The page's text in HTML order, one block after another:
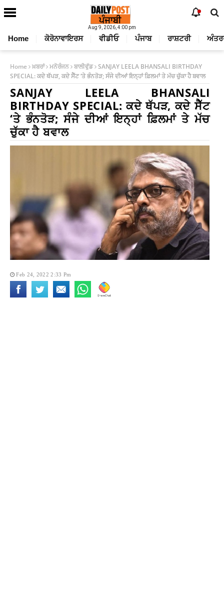
Aug 9, 2026, 4:00 pm
Home ਕੋਰੋਨਾਵਾਇਰਸ ਵੀਡੀਓ ਪੰਜਾਬ ਰਾਸ਼ਟਰੀ
Home ਖ਼ਬਰਾਂ ਮਨੋਰੰਜਨ ਬਾਲੀਵੁੱਡ SANJAY LEELA BHANSALI BIRTHDAY
SPECIAL: ਕਦੇ ਥੱਪੜ, ਕਦੇ ਸੈੱਟ ‘ਤੇ ਭੰਨਤੋੜ; ਸੰਜੇ ਦੀਆਂ ਇਨ੍ਹਾਂ ਫ਼ਿਲਮਾਂ ਤੇ ਮੱਚ ਚੁੱਕਾ ਹੈ ਬਵਾਲ
SANJAY LEELA BHANSALI
BIRTHDAY SPECIAL: ਕਦੇ ਥੱਪੜ, ਕਦੇ ਸੈੱਟ
‘ਤੇ ਭੰਨਤੋੜ; ਸੰਜੇ ਦੀਆਂ ਇਨ੍ਹਾਂ ਫ਼ਿਲਮਾਂ ਤੇ ਮੱਚ
ਚੁੱਕਾ ਹੈ ਬਵਾਲ
Feb 24, 2022 2:33 Pm